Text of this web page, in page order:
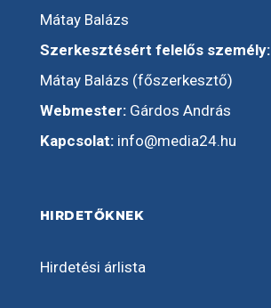
Mátay Balázs
Szerkesztésért felelős személy:
Mátay Balázs (főszerkesztő)
Webmester:Gárdos András
Kapcsolat: info@media24.hu
HIRDETŐKNEK
Hirdetési árlista